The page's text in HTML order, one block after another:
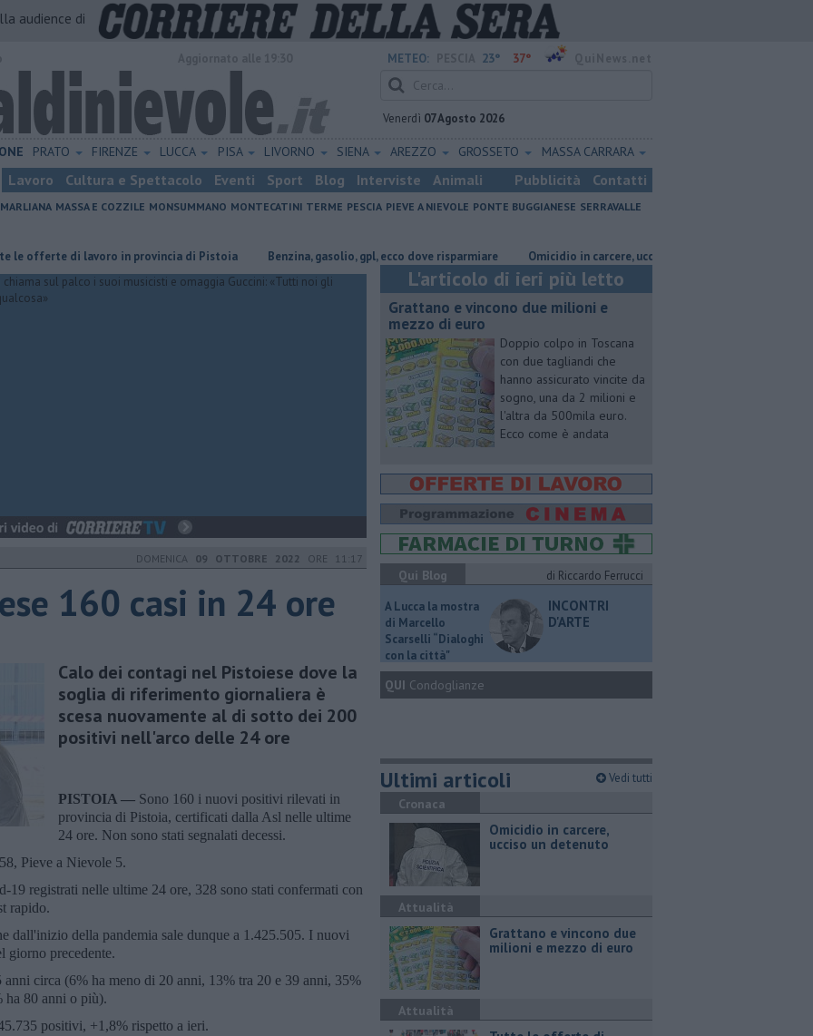
audience di
METEO: 23° 37°
Venerdì 07 Agosto 2026
PRATO FIRENZE LUCCA PISA LIVORNO SIENA AREZZO GROSSETO MASSA CARRARA
Lavoro Cultura e Spettacolo Eventi Sport Blog Interviste Animali Pubblicità Contatti
MARLIANA MASSA E COZZILE MONSUMMANO MONTECATINI TERME PESCIA PIEVE A NIEVOLE PONTE BUGGIANESE SERRAVALLE
di lavoro in provincia di Pistoia ​Benzina, gasolio, gpl, ecco dove risparmiare Omicidio in carcere, ucciso un detenuto
DOMENICA 09 OTTOBRE 2022 ORE 11:17
160 casi in 24 ore
Calo dei contagi nel Pistoiese dove la
soglia di riferimento giornaliera è
scesa nuovamente al di sotto dei 200
positivi nell'arco delle 24 ore
PISTOIA — Sono 160 i nuovi positivi rilevati in
provincia di Pistoia, certificati dalla Asl nelle ultime
24 ore. Non sono stati segnalati decessi.
Pieve a Nievole 5.
19 registrati nelle ultime 24 ore, 328 sono stati confermati con
rapido.
dall'inizio della pandemia sale dunque a 1.425.505. I nuovi
giorno precedente.
circa (6% ha meno di 20 anni, 13% tra 20 e 39 anni, 35%
ha 80 anni o più).
positivi, +1,8% rispetto a ieri.
L'articolo di ieri più letto
Grattano e vincono due milioni e
mezzo di euro
Doppio colpo in Toscana
con due tagliandi che
hanno assicurato vincite da
sogno, una da 2 milioni e
l'altra da 500mila euro.
Ecco come è andata
Qui Blog
di Riccardo Ferrucci
A Lucca la mostra
di Marcello
Scarselli “Dialoghi
con la città"
INCONTRI
D'ARTE
QUI Condoglianze
Ultimi articoli Vedi tutti
Cronaca
Omicidio in carcere,
ucciso un detenuto
Attualità
Grattano e vincono due
milioni e mezzo di euro
Attualità